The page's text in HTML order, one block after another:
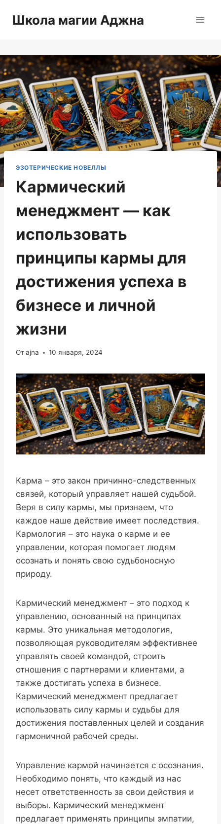
Школа магии Аджна
ЭЗОТЕРИЧЕСКИЕ НОВЕЛЛЫ
Кармический
менеджмент — как
использовать
принципы кармы для
достижения успеха в
бизнесе и личной
жизни
Отajna 10 января, 2024
Карма – это закон причинно-следственных
связей, который управляет нашей судьбой.
Веря в силу кармы, мы признаем, что
каждое наше действие имеет последствия.
Кармология – это наука о карме и ее
управлении, которая помогает людям
осознать и понять свою судьбоносную
природу.
Кармический менеджмент – это подход к
управлению, основанный на принципах
кармы. Это уникальная методология,
позволяющая руководителям эффективнее
управлять своей командой, строить
отношения с партнерами и клиентами, а
также достигать успеха в бизнесе.
Кармический менеджмент предлагает
использовать силу кармы и судьбы для
достижения поставленных целей и создания
гармоничной рабочей среды.
Управление кармой начинается с осознания.
Необходимо понять, что каждый из нас
несет ответственность за свои действия и
выборы. Кармический менеджмент
предлагает применять принципы эмпатии,